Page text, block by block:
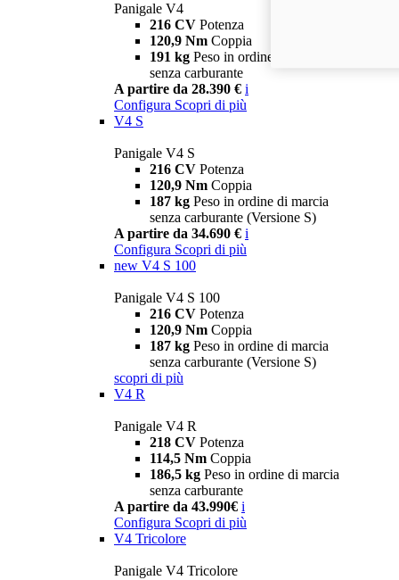
Panigale V4
216 CV Potenza
120,9 Nm Coppia
191 kg Peso in ordine di marcia
senza carburante
A partire da 28.390 € i
Configura Scopri di più
V4 S
Panigale V4 S
216 CV Potenza
120,9 Nm Coppia
187 kg Peso in ordine di marcia
senza carburante (Versione S)
A partire da 34.690 € i
Configura Scopri di più
new V4 S 100
Panigale V4 S 100
216 CV Potenza
120,9 Nm Coppia
187 kg Peso in ordine di marcia
senza carburante (Versione S)
scopri di più
V4 R
Panigale V4 R
218 CV Potenza
114,5 Nm Coppia
186,5 kg Peso in ordine di marcia
senza carburante
A partire da 43.990€ i
Configura Scopri di più
V4 Tricolore
Panigale V4 Tricolore